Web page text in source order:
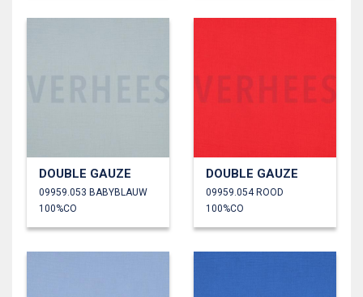
DOUBLE GAUZE
09959.053 BABYBLAUW
100%CO
DOUBLE GAUZE
09959.054 ROOD
100%CO